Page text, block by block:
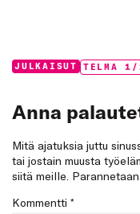
Categories:
JULKAISUT Tags:
TELMA
Anna
Mitä ajatuksia juttu
tai jostain muusta
siitä meille.
Kommentti *